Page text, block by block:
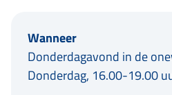
Wanneer
Donderdagavond in de
Donderdag, 16.00-19.00